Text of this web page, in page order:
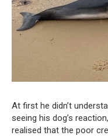
At first he didn’t
seeing his dog’s
realised that the poor